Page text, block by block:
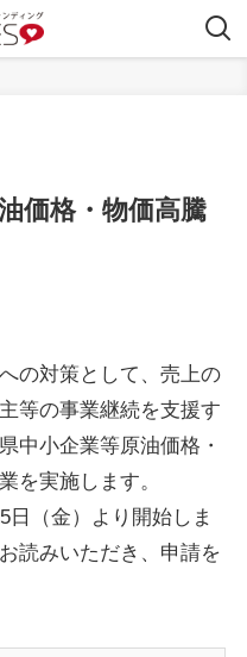
価格・物価高騰
の対策として、売上の
等の事業継続を支援す
中小企業等原油価格・
を実施します。
日（金）より開始しま
読みいただき、申請を